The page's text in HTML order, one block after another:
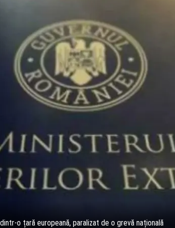
o țară europeană, paralizat de o grevă națională